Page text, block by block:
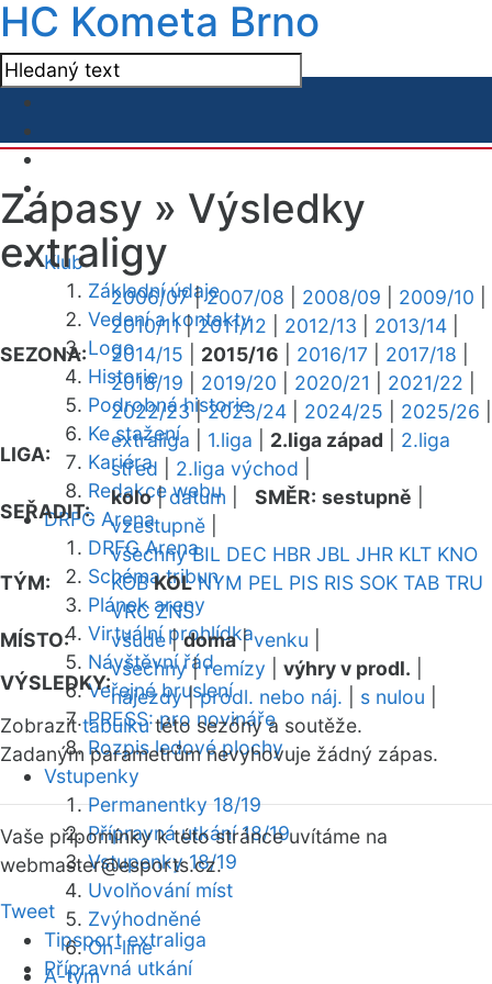
HC Kometa Brno
Klub
Základní údaje
Vedení a kontakty
Logo
Historie
Podrobná historie
Ke stažení
Kariéra
Redakce webu
DRFG Arena
DRFG Arena
Schéma tribun
Plánek areny
Virtuální prohlídka
Návštěvní řád
Veřejné bruslení
PRESS: pro novináře
Rozpis ledové plochy
Vstupenky
Permanentky 18/19
Přípravná utkání 18/19
Vstupenky 18/19
Uvolňování míst
Zvýhodněné
On-line
A-tým
Zápasy » Výsledky
extraligy
SEZONA:
2006/07|2007/08 2008/09 2009/10
2010/11|2011/12 2012/13 2013/14
2014/15
2015/16 2016/17 2017/18
2018/19
2019/20 2020/21 2021/22
2022/23|2023/24 2024/25 2025/26
LIGA:
extraliga 1.liga 2.liga západ
2.liga
střed
2.liga východ
SEŘADIT:
kolo|datum SMĚR: sestupně
vzestupně
TÝM:
všechny BIL DEC HBR JBL JHR KLT KNO
KOB KOL NYM PEL PIS RIS SOK TAB TRU
VRC ZNS
MÍSTO:
všude|doma|venku
VÝSLEDKY:
všechny|remízy výhry v prodl.
nájezdy|prodl. nebo náj. s nulou
Zobrazittabulkutéto sezóny a soutěže.
Zadaným parametrům nevyhovuje žádný zápas.
Vaše připomínky k této stránce uvítáme na
webmaster@esports.cz.
Tweet
Tipsport extraliga
Přípravná utkání